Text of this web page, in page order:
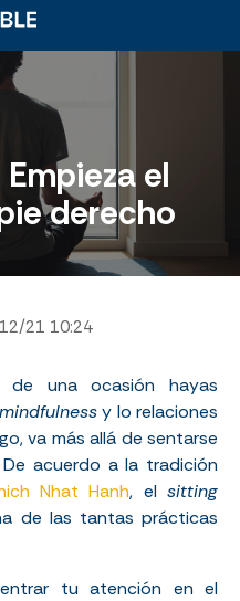
el
derecho
21 10:24
una ocasión hayas
mindfulnessy lo relaciones
va más allá de sentarse
acuerdo a la tradición
Nhat Hanh, elsitting
de las tantas prácticas
tu atención en el